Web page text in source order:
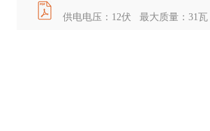
供电电压：12伏 最大质量：31